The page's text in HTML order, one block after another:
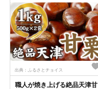
出典：ふるさとチョイス
職人が焼き上げる絶品天津甘